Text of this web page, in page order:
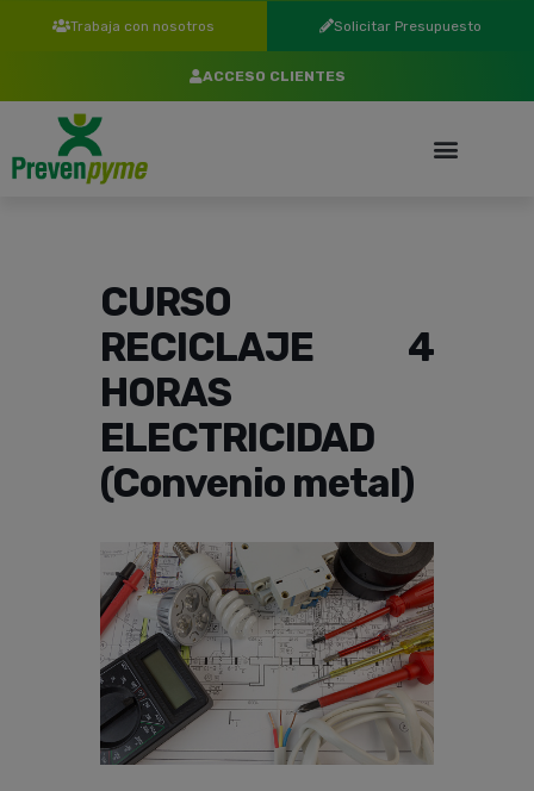
Trabaja con nosotros Solicitar Presupuesto
ACCESO CLIENTES
CURSO
RECICLAJE 4
HORAS
ELECTRICIDAD
(Convenio metal)